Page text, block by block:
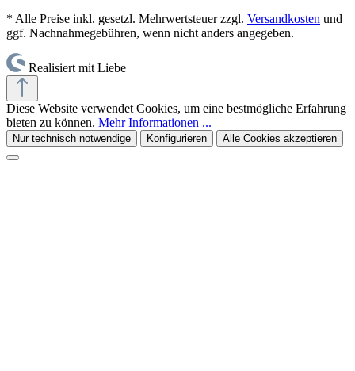
* Alle Preise inkl. gesetzl. Mehrwertsteuer zzgl. Versandkosten und
ggf. Nachnahmegebühren, wenn nicht anders angegeben.
Realisiert mit Liebe
Diese Website verwendet Cookies, um eine bestmögliche Erfahrung
bieten zu können. Mehr Informationen ...
Nur technisch notwendige Konfigurieren Alle Cookies akzeptieren